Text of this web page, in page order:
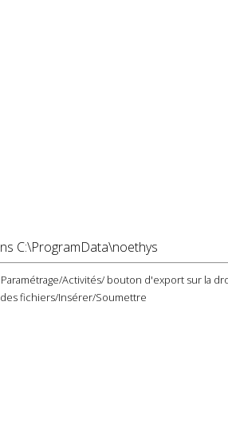
C:\ProgramData\noethys
Activités/ bouton d'export sur la
fichiers/Insérer/Soumettre